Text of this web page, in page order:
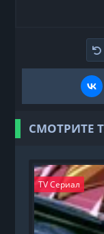
СМОТРИТЕ
TV Сериал